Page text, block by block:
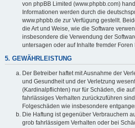
von phpBB Limited (www.phpbb.com)
Informationen werden durch die
www.phpbb.de zur Verfügung gestellt.
die Art und Weise, wie die Software
insbesondere die Verwendung der
untersagen oder auf Inhalte fremder
5. GEWÄHRLEISTUNG
Der Betreiber haftet mit Ausnahme der
und Gesundheit und der Verletzung
(Kardinalpflichten) nur für Schäden, die
fahrlässiges Verhalten zurückzuführen
Folgeschäden wie insbesondere
Die Haftung ist gegenüber Verbrauchern
grob fahrlässigem Verhalten oder bei